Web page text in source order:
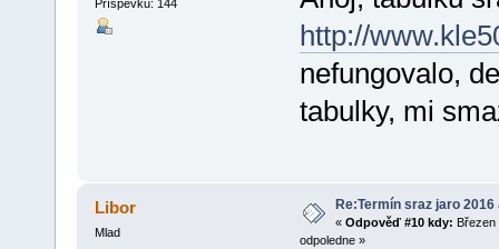
Příspěvků: 144
http://
nefungovalo,
tabulky, mi
Libor
Mlad
Re:Termín sraz jaro
« Odpověď #10 kdy:
odpoledne »